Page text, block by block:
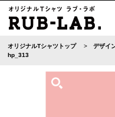
オリジナルTシャツトップ デザイ
hp_313